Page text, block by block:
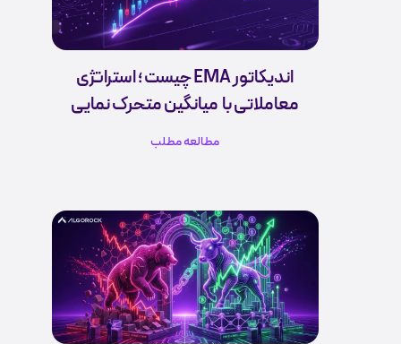
اندیکاتور EMA چیست ؛ استراتژی
معاملاتی با میانگین متحرک نمایی
مطالعه مطلب